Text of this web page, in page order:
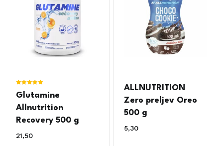
5.00
Glutamine
Allnutrition
Recovery 500 g
21,50
ALLNUTRITION
Zero preljev Oreo
500 g
5,30